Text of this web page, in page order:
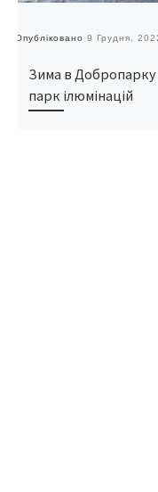
Опубліковано 9 Грудня,
Зима в Добропарку
парк ілюмінацій